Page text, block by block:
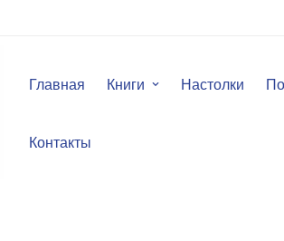
Главная Книги Настолки
Контакты